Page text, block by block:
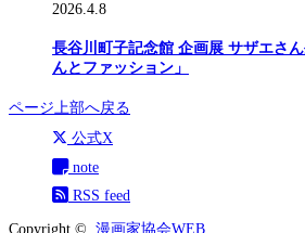
2026.4.8
長谷川町子記念館 企画展 サザエさ
んとファッション」
ページ上部へ戻る
公式X
note
RSS feed
Copyright © 漫画家協会WEB